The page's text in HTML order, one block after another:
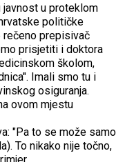
u proteklom
političke
prepisivač
prisjetiti i doktora
školom,
Imali smo tu i
osiguranja.
ovom mjestu
"Pa to se može samo
To nikako nije točno,